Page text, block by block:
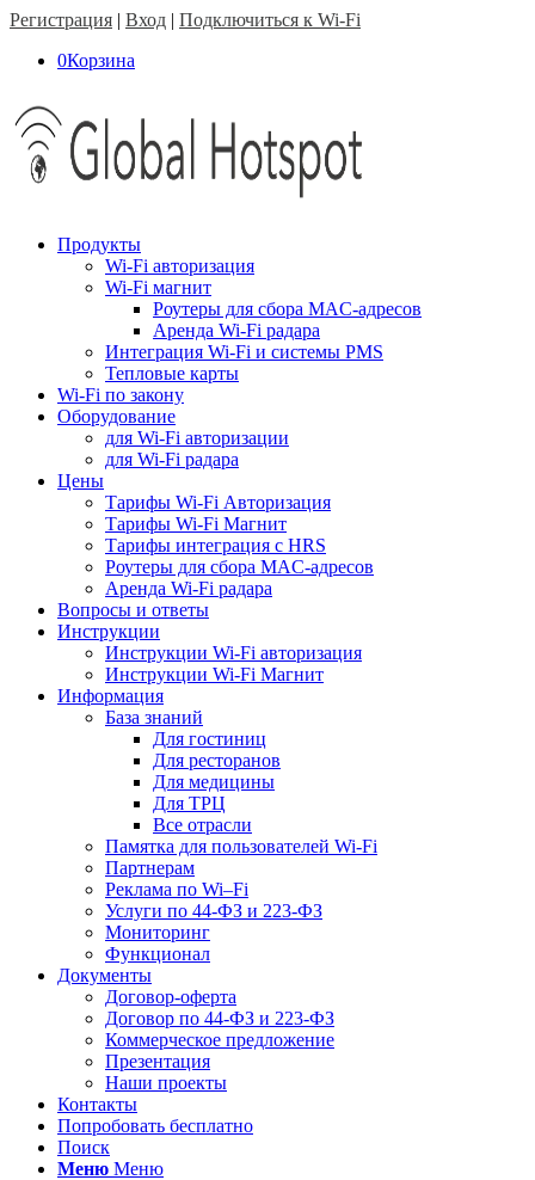
Регистрация | Вход | Подключиться к Wi-Fi
0Корзина
Продукты
Wi-Fi авторизация
Wi-Fi магнит
Роутеры для сбора MAC-адресов
Аренда Wi-Fi радара
Интеграция Wi-Fi и системы PMS
Тепловые карты
Wi-Fi по закону
Оборудование
для Wi-Fi авторизации
для Wi-Fi радара
Цены
Тарифы Wi-Fi Авторизация
Тарифы Wi-Fi Магнит
Тарифы интеграция с HRS
Роутеры для сбора MAC-адресов
Аренда Wi-Fi радара
Вопросы и ответы
Инструкции
Инструкции Wi-Fi авторизация
Инструкции Wi-Fi Магнит
Информация
База знаний
Для гостиниц
Для ресторанов
Для медицины
Для ТРЦ
Все отрасли
Памятка для пользователей Wi-Fi
Партнерам
Реклама по Wi–Fi
Услуги по 44-ФЗ и 223-ФЗ
Мониторинг
Функционал
Документы
Договор-оферта
Договор по 44-ФЗ и 223-ФЗ
Коммерческое предложение
Презентация
Наши проекты
Контакты
Попробовать бесплатно
Поиск
Меню Меню